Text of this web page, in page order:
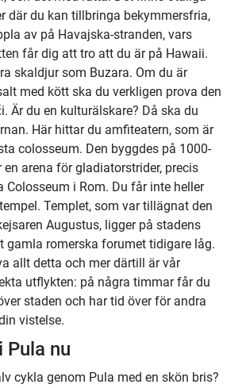
där du kan tillbringa bekymmersfria,
av på Havajska-stranden, vars
får dig att tro att du är på Hawaii.
skaldjur som Buzara. Om du är
med kött ska du verkligen prova den
Är du en kulturälskare? Då ska du
Här hittar du amfiteatern, som är
colosseum. Den byggdes på 1000-
en arena för gladiatorstrider, precis
Colosseum i Rom. Du får inte heller
Templet, som var tillägnat den
Augustus, ligger på stadens
gamla romerska forumet tidigare låg.
allt detta och mer därtill är vår
utflykten: på några timmar får du
staden och har tid över för andra
vistelse.
Pula nu
cykla genom Pula med en skön bris?